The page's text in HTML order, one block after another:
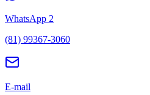
WhatsApp 2
(81) 99367-3060
E-mail